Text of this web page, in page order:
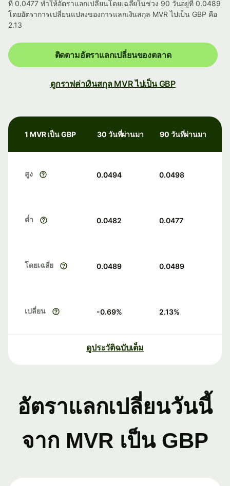
ที่ 0.0477 ทำให้อัตราแลกเปลี่ยนโดยเฉลี่ยในช่วง 90 วันอยู่ที่ 0.0489
โดยอัตราการเปลี่ยนแปลงของการแลกเงินสกุล MVR ไปเป็น GBP คือ
2.13
ติดตามอัตราแลกเปลี่ยนของตลาด
ดูกราฟค่าเงินสกุล MVR ไปเป็น GBP
1 MVR เป็น GBP 30 วันที่ผ่านมา 90 วันที่ผ่านมา
สูง 0.0494 0.0498
ต่ำ 0.0482 0.0477
โดยเฉลี่ย 0.0489 0.0489
เปลี่ยน -0.69% 2.13%
ดูประวัติฉบับเต็ม
อัตราแลกเปลี่ยนวันนี้
จาก MVR เป็น GBP